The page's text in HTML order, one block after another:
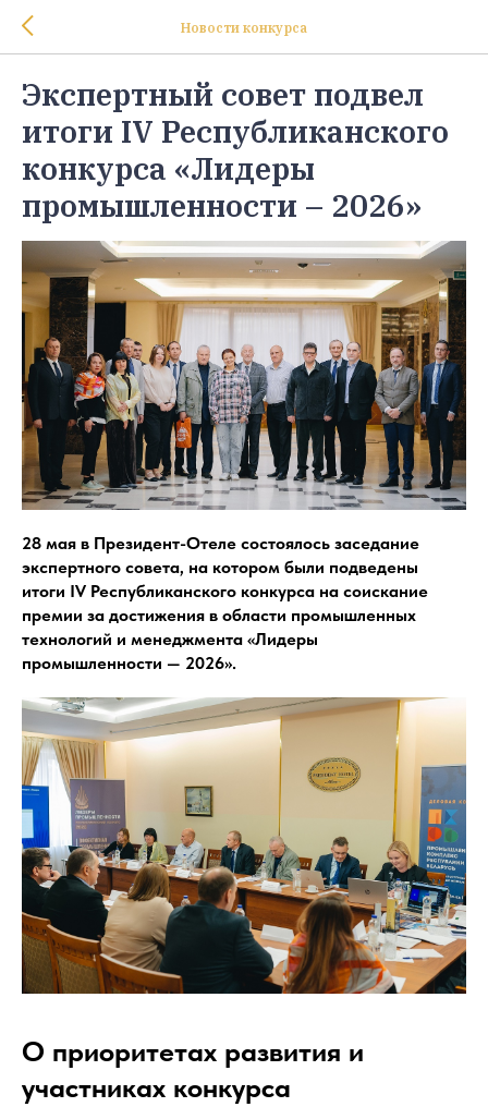
Новости конкурса
Экспертный совет подвел
итоги IV Республиканского
конкурса «Лидеры
промышленности – 2026»
28 мая в Президент-Отеле состоялось заседание
экспертного совета, на котором были подведены
итоги IV Республиканского конкурса на соискание
премии за достижения в области промышленных
технологий и менеджмента «Лидеры
промышленности — 2026».
О приоритетах развития и
участниках конкурса